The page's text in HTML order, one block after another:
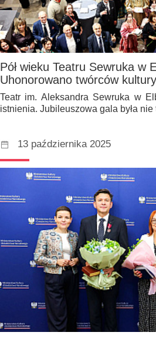
Pół wieku Teatru Sewruka w
Uhonorowano twórców kultury
Teatr im. Aleksandra Sewruka w
istnienia. Jubileuszowa gala była
13 października 2025